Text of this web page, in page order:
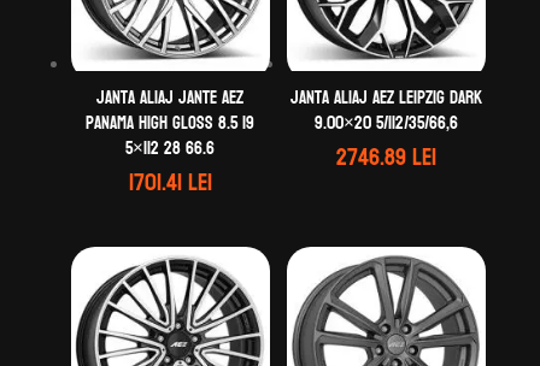
Janta aliaj Jante AEZ
Panama high gloss 8.5 19
5×112 28 66.6
1701.41lei
Janta aliaj AEZ Leipzig dark
9.00×20 5/112/35/66,6
2746.89lei